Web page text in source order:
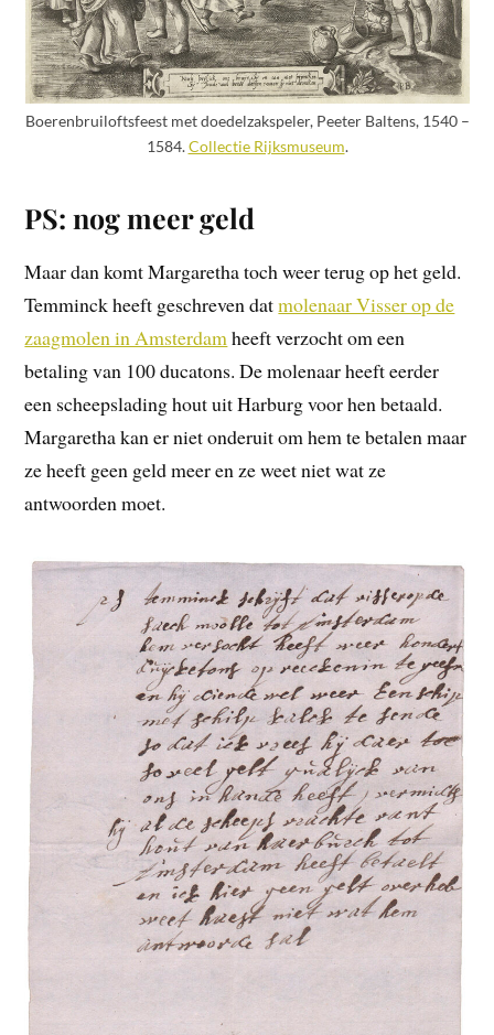
Boerenbruiloftsfeest met doedelzakspeler, Peeter Baltens, 1540 –
1584.Collectie Rijksmuseum.
PS: nog meer geld
Maar dan komt Margaretha toch weer terug op het geld.
Temminck heeft geschreven datmolenaar Visser op de
zaagmolen in Amsterdamheeft verzocht om een
betaling van 100 ducatons. De molenaar heeft eerder
een scheepslading hout uit Harburg voor hen betaald.
Margaretha kan er niet onderuit om hem te betalen maar
ze heeft geen geld meer en ze weet niet wat ze
antwoorden moet.